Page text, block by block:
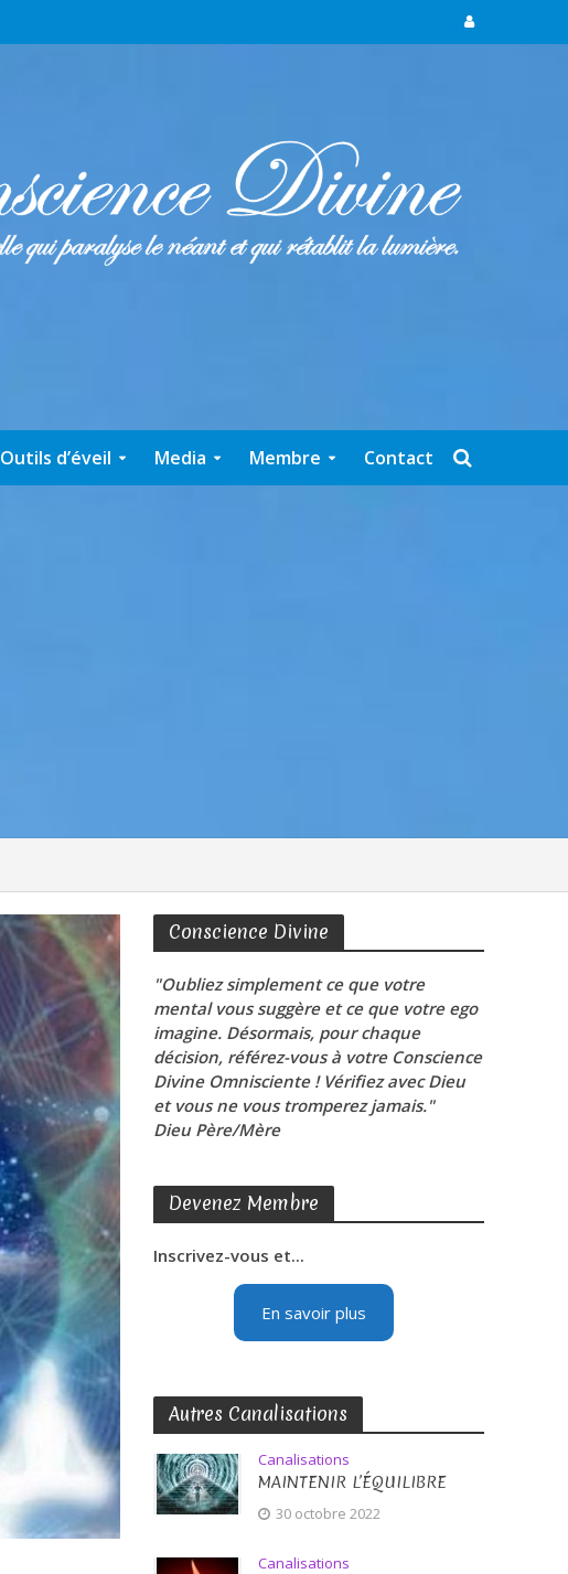
Outils d’éveil Media Membre Contact
Conscience Divine
"Oubliez simplement ce que votre
mental vous suggère et ce que votre ego
imagine. Désormais, pour chaque
décision, référez-vous à votre Conscience
Divine Omnisciente ! Vérifiez avec Dieu
et vous ne vous tromperez jamais."
Dieu Père/Mère
Devenez Membre
Inscrivez-vous et...
En savoir plus
Autres Canalisations
Canalisations
MAINTENIR L’ÉQUILIBRE
30 octobre 2022
Canalisations